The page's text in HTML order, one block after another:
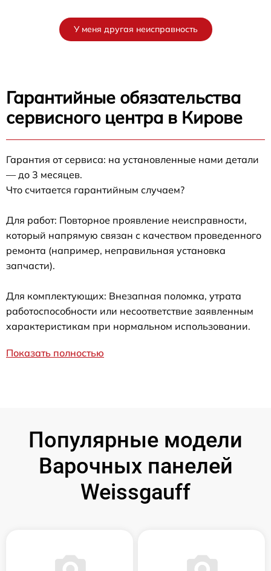
У меня другая неисправность
Гарантийные обязательства
сервисного центра в Кирове
Гарантия от сервиса: на установленные нами детали
— до 3 месяцев.
Что считается гарантийным случаем?
Для работ: Повторное проявление неисправности,
который напрямую связан с качеством проведенного
ремонта (например, неправильная установка
запчасти).
Для комплектующих: Внезапная поломка, утрата
работоспособности или несоответствие заявленным
характеристикам при нормальном использовании.
Показать полностью
Популярные модели
Варочных панелей
Weissgauff